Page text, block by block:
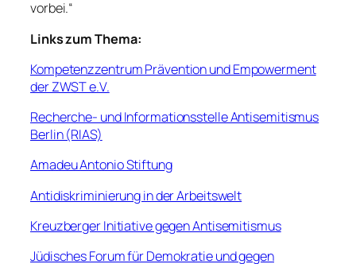
vorbei.“
Links zum Thema:
Kompetenzzentrum Prävention und Empowerment
der ZWST e.V.
Recherche- und Informationsstelle Antisemitismus
Berlin (RIAS)
Amadeu Antonio Stiftung
Antidiskriminierung in der Arbeitswelt
Kreuzberger Initiative gegen Antisemitismus
Jüdisches Forum für Demokratie und gegen